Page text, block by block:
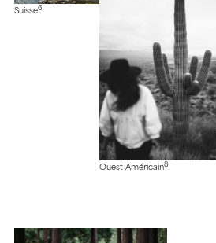
Suisse6
Ouest Américain8